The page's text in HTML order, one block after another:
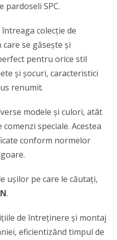
pardoseli SPC.
colecție de
care se găsește și
pentru orice stil
și șocuri, caracteristici
renumit.
modele și culori, atât
speciale. Acestea
conform normelor
ușilor pe care le căutați,
.
de întreținere și montaj
eficientizând timpul de